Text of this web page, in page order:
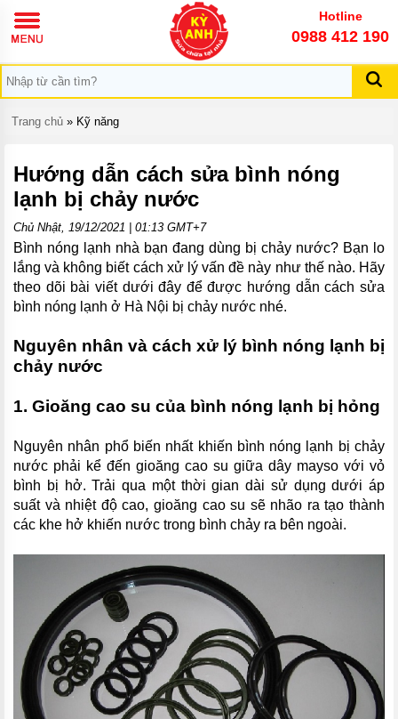
Hotline
0988 412 190
TRANG
CHỦ
GIỚI
THIỆU
VỤ
THỨC
KỸ
LIÊN
HỆ
Trang chủ » Kỹ năng
Hướng dẫn cách sửa bình nóng
lạnh bị chảy nước
Chủ Nhật, 19/12/2021 | 01:13 GMT+7
Bình nóng lạnh nhà bạn đang dùng bị chảy nước? Bạn lo
lắng và không biết cách xử lý vấn đề này như thế nào. Hãy
theo dõi bài viết dưới đây để được hướng dẫn cách sửa
bình nóng lạnh ở Hà Nội bị chảy nước nhé.
Nguyên nhân và cách xử lý bình nóng lạnh bị
chảy nước
1. Gioăng cao su của bình nóng lạnh bị hỏng
Nguyên nhân phổ biến nhất khiến bình nóng lạnh bị chảy
nước phải kể đến gioăng cao su giữa dây mayso với vỏ
bình bị hở. Trải qua một thời gian dài sử dụng dưới áp
suất và nhiệt độ cao, gioăng cao su sẽ nhão ra tạo thành
các khe hở khiến nước trong bình chảy ra bên ngoài.